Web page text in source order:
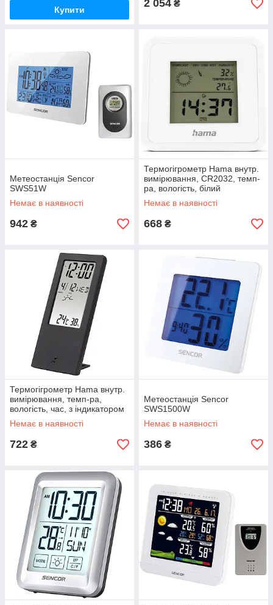
Купити
2 054 ₴
Метеостанція Sencor
SWS51W
Немає в наявності
942 ₴
Термогігрометр Hama внутр.
вимірювання, CR2032, темп-
ра, вологість, білий
(00185891)
Немає в наявності
668 ₴
Термогігрометр Hama внутр.
вимірювання, темп-ра,
вологість, час, з індикатором
погоди, чорний (00186365)
Немає в наявності
722 ₴
Метеостанція Sencor
SWS1500W
Немає в наявності
386 ₴